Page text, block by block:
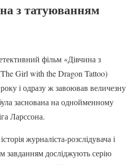
з татуюванням
фільм «Дівчина з
Girl with the Dragon Tattoo)
і одразу ж завоював величезну
заснована на однойменному
Ларссона.
журналіста-розслідувача і
завданням досліджують серію